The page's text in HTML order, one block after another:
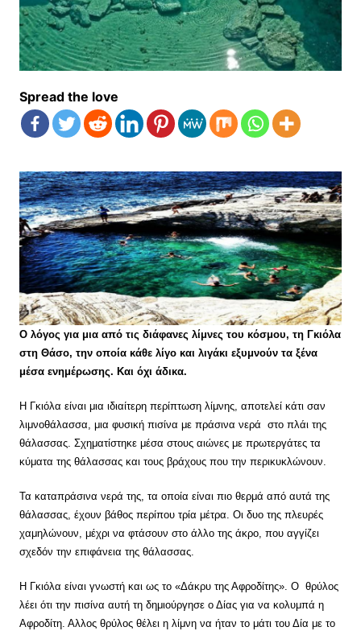
Spread the love
Ο λόγος για μια από τις διάφανες λίμνες του κόσμου, τη Γκιόλα
στη Θάσο, την οποία κάθε λίγο και λιγάκι εξυμνούν τα ξένα
μέσα ενημέρωσης. Και όχι άδικα.
Η Γκιόλα είναι μια ιδιαίτερη περίπτωση λίμνης, αποτελεί κάτι σαν
λιμνοθάλασσα, μια φυσική πισίνα με πράσινα νερά στο πλάι της
θάλασσας. Σχηματίστηκε μέσα στους αιώνες με πρωτεργάτες τα
κύματα της θάλασσας και τους βράχους που την περικυκλώνουν.
Τα καταπράσινα νερά της, τα οποία είναι πιο θερμά από αυτά της
θάλασσας, έχουν βάθος περίπου τρία μέτρα. Οι δυο της πλευρές
χαμηλώνουν, μέχρι να φτάσουν στο άλλο της άκρο, που αγγίζει
σχεδόν την επιφάνεια της θάλασσας.
Η Γκιόλα είναι γνωστή και ως το «Δάκρυ της Αφροδίτης». Ο θρύλος
λέει ότι την πισίνα αυτή τη δημιούργησε ο Δίας για να κολυμπά η
Αφροδίτη. Αλλος θρύλος θέλει η λίμνη να ήταν το μάτι του Δία με το